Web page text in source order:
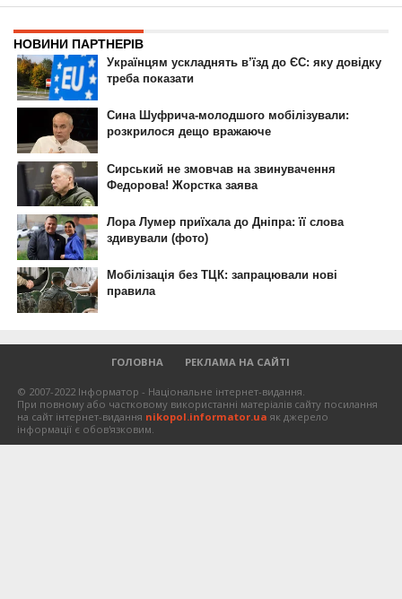
ГОЛОВНА РЕКЛАМА НА САЙТІ
© 2007-2022 Інформатор - Національне інтернет-видання.
При повному або частковому використанні матеріалів сайту посилання
на сайт інтернет-видання nikopol.informator.ua як джерело
інформації є обов'язковим.